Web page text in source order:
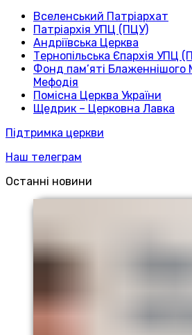
Вселенський Патріархат
Патріархія УПЦ (ПЦУ)
Андріївська Церква
Тернопільська Єпархія УПЦ
Фонд пам’яті Блаженнішого
Мефодія
Помісна Церква України
Щедрик – Церковна Лавка
Підтримка церкви
Наш телеграм
Останні новини